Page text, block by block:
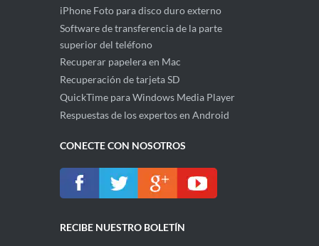
iPhone Foto para disco duro externo
Software de transferencia de la parte
superior del teléfono
Recuperar papelera en Mac
Recuperación de tarjeta SD
QuickTime para Windows Media Player
Respuestas de los expertos en Android
CONECTE CON NOSOTROS
RECIBE NUESTRO BOLETÍN